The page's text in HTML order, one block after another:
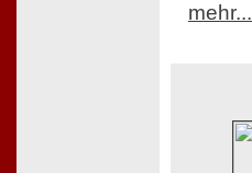
mehr...